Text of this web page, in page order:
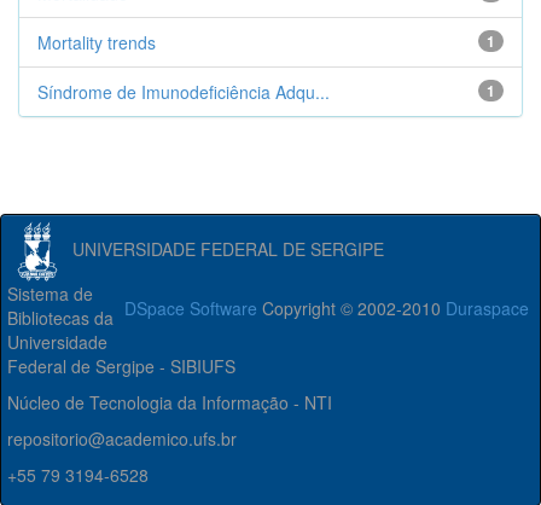
1
Mortality trends
1
Síndrome de Imunodeficiência Adqu...
UNIVERSIDADE FEDERAL DE SERGIPE
DSpace Software Copyright © 2002-2010 Duraspace
Sistema de
Bibliotecas da
Universidade
Federal de Sergipe - SIBIUFS
Núcleo de Tecnologia da Informação - NTI
repositorio@academico.ufs.br
+55 79 3194-6528